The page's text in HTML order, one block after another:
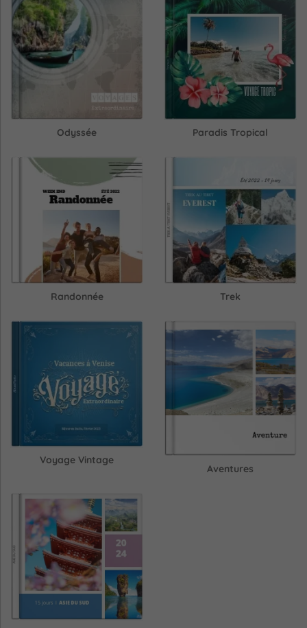
Odyssée Paradis Tropical
Randonnée Trek
Voyage Vintage
Aventures